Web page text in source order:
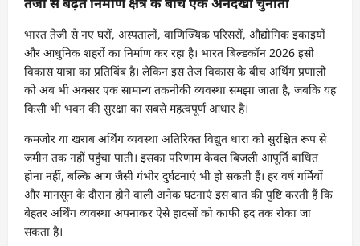
तेजी से बढ़ते निर्माण क्षेत्र के बीच एक अनदेखी चुनौती
भारत तेजी से नए घरों, अस्पतालों, वाणिज्यिक परिसरों, औद्योगिक इकाइयों
और आधुनिक शहरों का निर्माण कर रहा है। भारत बिल्डकॉन 2026 इसी
विकास यात्रा का प्रतिबिंब है। लेकिन इस तेज विकास के बीच अर्थिंग प्रणाली
को अब भी अक्सर एक सामान्य तकनीकी व्यवस्था समझा जाता है, जबकि यह
किसी भी भवन की सुरक्षा का सबसे महत्वपूर्ण आधार है।
कमजोर या खराब अर्थिंग व्यवस्था अतिरिक्त विद्युत धारा को सुरक्षित रूप से
जमीन तक नहीं पहुंचा पाती। इसका परिणाम केवल बिजली आपूर्ति बाधित
होना नहीं, बल्कि आग जैसी गंभीर दुर्घटनाएं भी हो सकती हैं। हर वर्ष गर्मियों
और मानसून के दौरान होने वाली अनेक घटनाएं इस बात की पुष्टि करती हैं कि
बेहतर अर्थिंग व्यवस्था अपनाकर ऐसे हादसों को काफी हद तक रोका जा
सकता है।